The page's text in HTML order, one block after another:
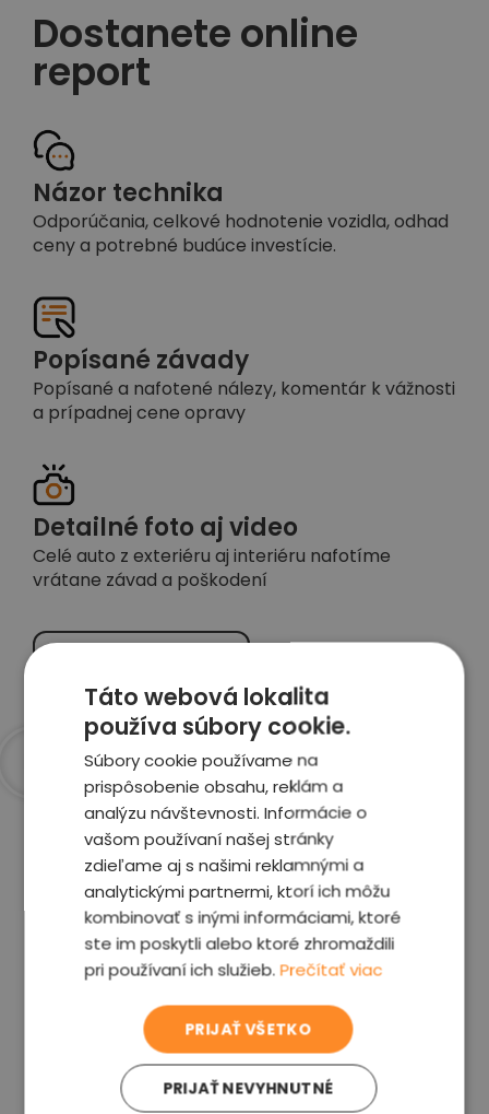
Dostanete online
report
Názor technika
Odporúčania, celkové hodnotenie vozidla, odhad
ceny a potrebné budúce investície.
Popísané závady
Popísané a nafotené nálezy, komentár k vážnosti
a prípadnej cene opravy
Detailné foto aj video
Celé auto z exteriéru aj interiéru nafotíme
vrátane závad a poškodení
Prečo sme najlepšia
voľba
Garancia spokojnosti
napíšte nám a okamžite situáciu vyriešime
Táto webová lokalita
používa súbory cookie.
Súbory cookie používame na
prispôsobenie obsahu, reklám a
analýzu návštevnosti. Informácie o
vašom používaní našej stránky
zdieľame aj s našimi reklamnými a
analytickými partnermi, ktorí ich môžu
kombinovať s inými informáciami, ktoré
ste im poskytli alebo ktoré zhromaždili
pri používaní ich služieb.Prečítať viac
PRIJAŤ VŠETKO
PRIJAŤ NEVYHNUTNÉ